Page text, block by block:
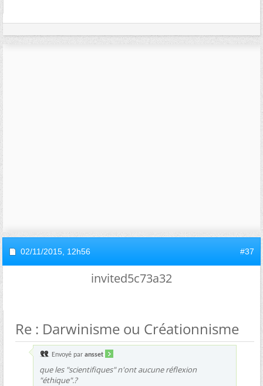
02/11/2015, 12h56 #37
invited5c73a32
Re : Darwinisme ou Créationnisme
Envoyé par ansset
que les "scientifiques" n'ont aucune réflexion
"éthique".?